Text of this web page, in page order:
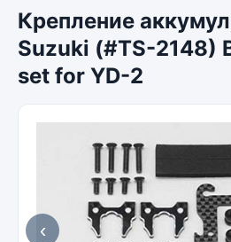
Крепление
Suzuki (#TS-2148)
set for YD-2
‹